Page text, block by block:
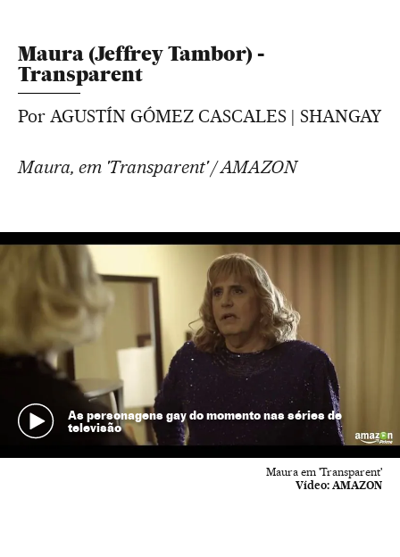
Maura (Jeffrey Tambor) -
Transparent
Por AGUSTÍN GÓMEZ CASCALES | SHANGAY
Maura, em 'Transparent' / AMAZON
As personagens gay do momento nas séries de
televisão
Maura em 'Transparent'
Vídeo: AMAZON